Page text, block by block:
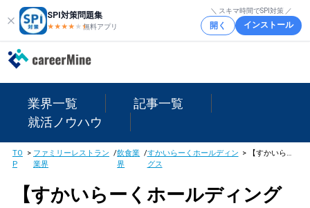
SPI対策問題集
★★★★ ★★
無料アプリ
＼ スキマ時間でSPI対策 ／
開く インストール
業界一覧
記事一覧
就活ノウハウ
TO
P
> ファミリーレストラン
業界
/飲食業
界
/すかいらーくホールディン
グス
> 【すかいらーくホールディングス】平均年収662万円｜年収推移・業界・年代・役職別など徹底解説！
【すかいらーくホールディング